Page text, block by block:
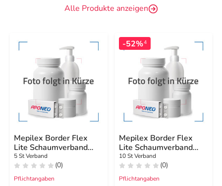
Alle Produkte anzeigen
Mepilex Border Flex
Lite Schaumverband
5x12,5 cm
5 St Verband
(0)
Pflichtangaben
-52%4
Mepilex Border Flex
Lite Schaumverband
10x10 cm
10 St Verband
(0)
Pflichtangaben